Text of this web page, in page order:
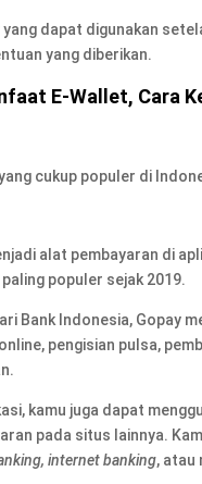
yang dapat digunakan
yang diberikan.
E-Wallet, Cara
cukup populer di
alat pembayaran di
populer sejak 2019.
Bank Indonesia, Gopay
pengisian pulsa,
kamu juga dapat
pada situs lainnya.
internet banking, atau